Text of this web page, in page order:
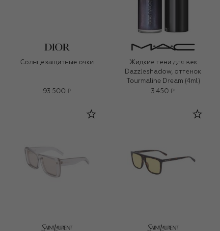
Солнцезащитные очки
93 500 ₽
Жидкие тени для век
Dazzleshadow, оттенок
Tourmaline Dream (4ml)
3 450 ₽